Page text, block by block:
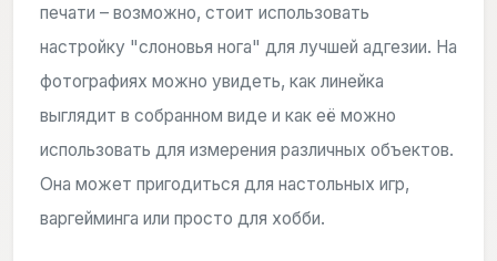
печати – возможно, стоит использовать
настройку "слоновья нога" для лучшей адгезии. На
фотографиях можно увидеть, как линейка
выглядит в собранном виде и как её можно
использовать для измерения различных объектов.
Она может пригодиться для настольных игр,
варгейминга или просто для хобби.